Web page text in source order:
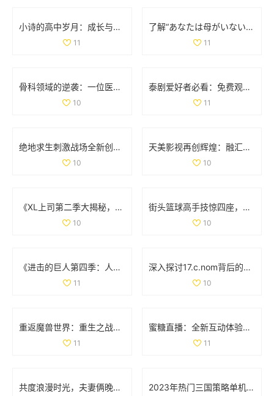
小诗的高中岁月：成长与梦想交织的日记分享
11
了解“あなたは母がいない”的深层含义与情感解析
11
骨科领域的逆袭：一位医生面对两位患者的挑战与思考
10
泰剧爱好者必看：免费观看热门经典电视剧推荐大全
11
绝地求生刺激战场全新创意工坊上线，体验极寒模式的独特挑战与乐趣
10
天美影视再创辉煌：融汇创新与经典的视听盛宴
10
《XL上司第二季大揭秘，角色发展与剧情变化分析》
10
街头篮球高手技惊四座，轻松撕扯对手防线让人叹服
10
《进击的巨人第四季：人类与巨人最终决战的史诗篇章》
11
深入探讨17.c.nom背后的意义与应用实例
10
重返魔兽世界：重生之战斗的奇幻征程与挑战
11
蜜糖直播：全新互动体验引领直播行业风潮
11
共度浪漫时光，夫妻俩晚间电影推荐，温馨不容错过 2023年热门三国策略单机手游推荐，塔防类游戏排行榜一览